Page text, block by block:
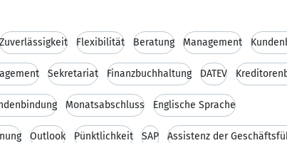
Zuverlässigkeit Flexibilität Beratung Management
Sekretariat Finanzbuchhaltung DATEV
Monatsabschluss Englische Sprache
Outlook Pünktlichkeit SAP Assistenz der